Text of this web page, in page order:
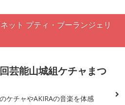
ット プティ・ブーランジェリ
芸能山城組ケチャまつ
ケチャやAKIRAの音楽を体感